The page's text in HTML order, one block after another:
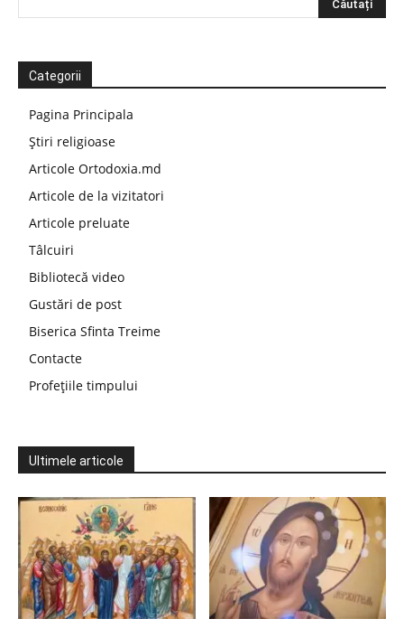
Categorii
Pagina Principala
Știri religioase
Articole Ortodoxia.md
Articole de la vizitatori
Articole preluate
Tâlcuiri
Bibliotecă video
Gustări de post
Biserica Sfinta Treime
Contacte
Profețiile timpului
Ultimele articole